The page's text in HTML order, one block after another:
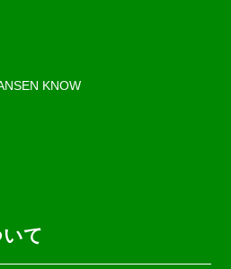
KNOW
て